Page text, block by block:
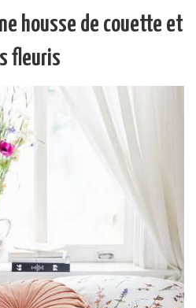
housse de couette et
fleuris